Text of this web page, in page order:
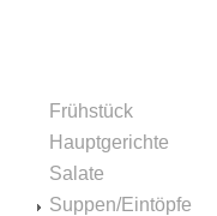
Frühstück
Hauptgerichte
Salate
Suppen/Eintöpfe